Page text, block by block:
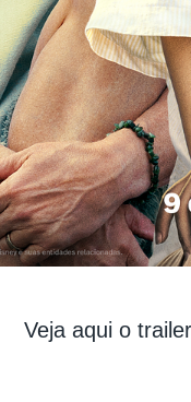
Veja aqui o